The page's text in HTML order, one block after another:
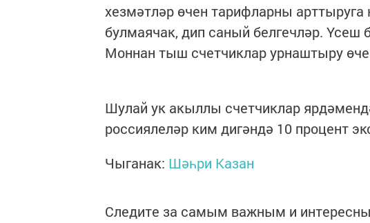
хезмәтләр өчен тарифларны арттыруга
булмаячак, дип саный белгечләр. Үсеш
Моннан тыш счетчиклар урнаштыру
Шулай ук акыллы счетчиклар
россиялеләр ким дигәндә 10 процент
Чыганак: Шәһри Казан
Следите за самым важным и